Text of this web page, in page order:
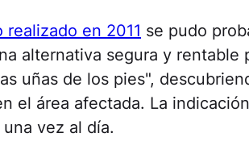
realizado en 2011 se pudo
alternativa segura y rentable
uñas de los pies",
el área afectada. La
vez al día.